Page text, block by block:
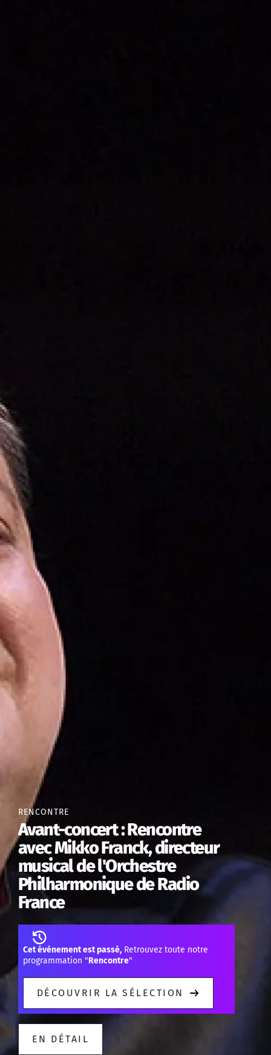
RENCONTRE
Avant-concert : Rencontre
avec Mikko Franck, directeur
musical de l'Orchestre
Philharmonique de Radio
France
Cet événement est passé, Retrouvez toute notre
programmation "Rencontre"
DÉCOUVRIR LA SÉLECTION
EN DÉTAIL